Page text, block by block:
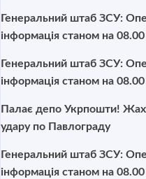
Генеральний штаб ЗСУ:
інформація станом на
Генеральний штаб ЗСУ:
інформація станом на
Палає депо Укрпошти!
удару по Павлограду
Генеральний штаб ЗСУ:
інформація станом на